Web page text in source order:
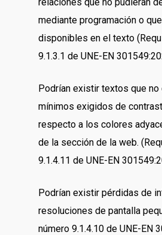
mediante programación o
disponibles en el texto
9.1.3.1 de UNE-EN
Podrían existir textos que no
mínimos exigidos de
respecto a los colores
de la sección de la web.
9.1.4.11 de UNE-EN
Podrían existir pérdidas de
resoluciones de pantalla
número 9.1.4.10 de UNE-EN